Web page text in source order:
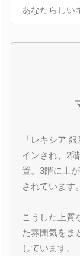
あなたらしい
「レキシア
インされ、2
置。3階に上
されています。
こうした上質
た雰囲気をま
しています。